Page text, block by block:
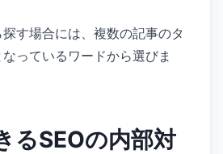
す場合には、複数の記事のタ
っているワードから選びま
るSEOの内部対